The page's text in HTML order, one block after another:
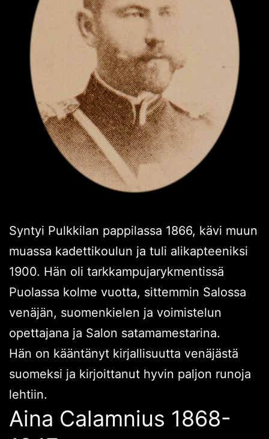
Syntyi Pulkkilan pappilassa 1866, kävi muun
muassa kadettikoulun ja tuli alikapteeniksi
1900. Hän oli tarkkampujarykmentissä
Puolassa kolme vuotta, sittemmin Salossa
venäjän, suomenkielen ja voimistelun
opettajana ja Salon satamamestarina.
Hän on kääntänyt kirjallisuutta venäjästä
suomeksi ja kirjoittanut hyvin paljon runoja
lehtiin.
Aina Calamnius 1868-